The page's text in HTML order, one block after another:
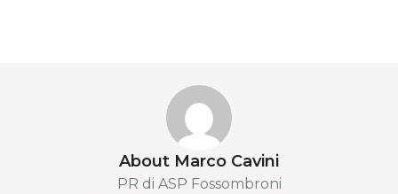
About Marco Cavini
PR di ASP Fossombroni